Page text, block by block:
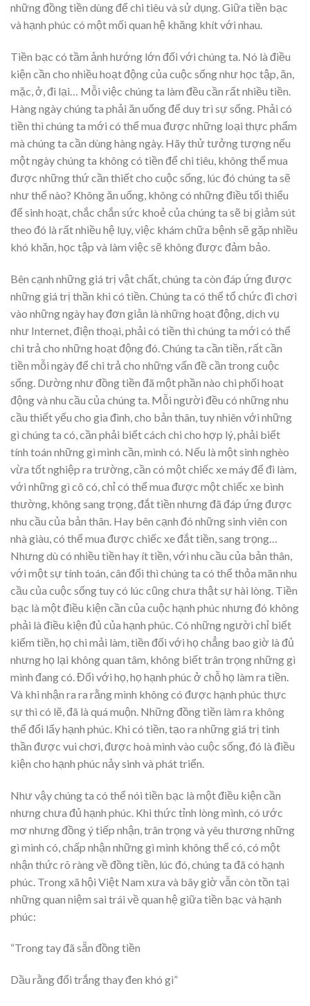
những đồng tiền dùng để chi tiêu và sử dụng. Giữa tiền bạc
và hạnh phúc có một mối quan hệ khăng khít với nhau.
Tiền bạc có tầm ảnh hướng lớn đối với chúng ta. Nó là điều
kiện cần cho nhiều hoạt động của cuộc sống như học tập, ăn,
mặc, ở, đi lại… Mỗi việc chúng ta làm đều cần rất nhiều tiền.
Hàng ngày chúng ta phải ăn uống để duy trì sự sống. Phải có
tiền thì chúng ta mới có thể mua được những loại thực phẩm
mà chúng ta cần dùng hàng ngày. Hãy thử tưởng tượng nếu
một ngày chúng ta không có tiền để chi tiêu, không thể mua
được những thứ cần thiết cho cuộc sống, lúc đó chúng ta sẽ
như thế nào? Không ăn uống, không có những điều tối thiểu
để sinh hoạt, chắc chắn sức khoẻ của chúng ta sẽ bị giảm sút
theo đó là rất nhiều hệ lụy, việc khám chữa bệnh sẽ gặp nhiều
khó khăn, học tập và làm việc sẽ không được đảm bảo.
Bên cạnh những giá trị vật chất, chúng ta còn đáp ứng được
những giá trị thần khi có tiền. Chúng ta có thể tổ chức đi chơi
vào những ngày hay đơn giản là những hoạt động, dịch vụ
như Internet, điện thoại, phải có tiền thì chúng ta mới có thể
chi trả cho những hoạt động đó. Chúng ta cần tiền, rất cần
tiền mỗi ngày để chi trả cho những vấn đề cần trong cuộc
sống. Dường như đồng tiền đã một phần nào chi phối hoạt
động và nhu cầu của chúng ta. Mỗi người đều có những nhu
cầu thiết yếu cho gia đình, cho bản thân, tuy nhiên với những
gì chúng ta có, cần phải biết cách chi cho hợp lý, phải biết
tính toán những gì mình cần, mình có. Nếu là một sinh nghèo
vừa tốt nghiệp ra trường, cần có một chiếc xe máy để đi làm,
với những gì cô có, chỉ có thể mua được một chiếc xe bình
thường, không sang trọng, đắt tiền nhưng đã đáp ứng được
nhu cầu của bản thân. Hay bên cạnh đó những sinh viên con
nhà giàu, có thể mua được chiếc xe đắt tiền, sang trọng…
Nhưng dù có nhiều tiền hay ít tiền, với nhu cầu của bản thân,
với một sự tính toán, cân đối thì chúng ta có thể thỏa mãn nhu
cầu của cuộc sống tuy có lúc cũng chưa thật sự hài lòng. Tiền
bạc là một điều kiện cần của cuộc hạnh phúc nhưng đó không
phải là điều kiện đủ của hạnh phúc. Có những người chỉ biết
kiếm tiền, họ chi mải làm, tiền đối với họ chẳng bao giờ là đủ
nhưng họ lại không quan tâm, không biết trân trọng những gì
mình đang có. Đối với họ, họ hạnh phúc ở chỗ họ làm ra tiền.
Và khi nhận ra ra rằng mình không có được hạnh phúc thực
sự thì có lẽ, đã là quá muộn. Những đồng tiền làm ra không
thể đổi lấy hạnh phúc. Khi có tiền, tạo ra những giá trị tinh
thần được vui chơi, được hoà mình vào cuộc sống, đó là điều
kiện cho hạnh phúc nảy sinh và phát triển.
Như vậy chúng ta có thể nói tiền bạc là một điều kiện cần
nhưng chưa đủ hạnh phúc. Khi thức tỉnh lòng mình, có ước
mơ nhưng đồng ý tiếp nhận, trân trọng và yêu thương những
gì mình có, chấp nhận những gì mình không thể có, có một
nhận thức rõ ràng về đồng tiền, lúc đó, chúng ta đã có hạnh
phúc. Trong xã hội Việt Nam xưa và bây giờ vẫn còn tồn tại
những quan niệm sai trái về quan hệ giữa tiền bạc và hạnh
phúc:
“Trong tay đã sẵn đồng tiền
Dầu rằng đổi trắng thay đen khó gì”